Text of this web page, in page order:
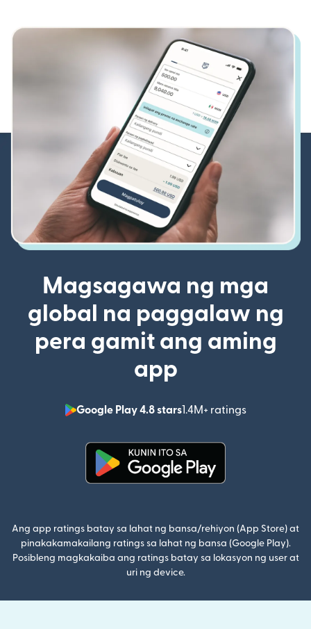
Magsagawa ng mga
global na paggalaw ng
pera gamit ang aming
app
Google Play 4.8 stars1.4M+ ratings
(bubukas
Ang app ratings batay sa lahat ng bansa/rehiyon (App Store) at
pinakakamakailang ratings sa lahat ng bansa (Google Play).
Posibleng magkakaiba ang ratings batay sa lokasyon ng user at
uri ng device.